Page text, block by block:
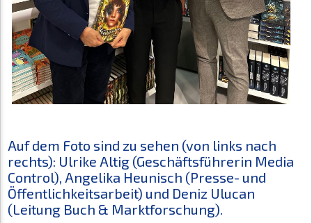
Auf dem Foto sind zu sehen (von links nach
rechts): Ulrike Altig (Geschäftsführerin Media
Control), Angelika Heunisch (Presse- und
Öffentlichkeitsarbeit) und Deniz Ulucan
(Leitung Buch & Marktforschung).